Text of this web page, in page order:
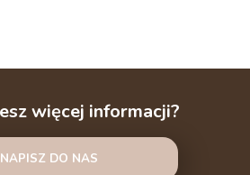
więcej informacji?
NAPISZ DO NAS